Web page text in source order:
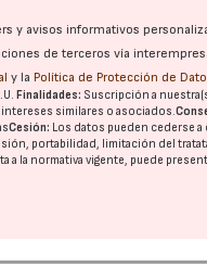
y avisos informativos
de terceros vía
y la Política de Protección de
Finalidades: Suscripción a
similares o asociados.
Cesión: Los datos pueden cederse a
portabilidad, limitación del
a la normativa vigente, puede